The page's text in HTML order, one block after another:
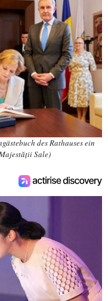
des Rathauses ein
Sale)